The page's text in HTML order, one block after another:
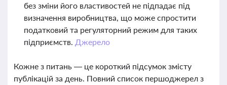
без зміни його властивостей не підпадає під
визначення виробництва, що може спростити
податковий та регуляторний режим для таких
підприємств. Джерело
Кожне з питань — це короткий підсумок змісту
публікацій за день. Повний список першоджерел з